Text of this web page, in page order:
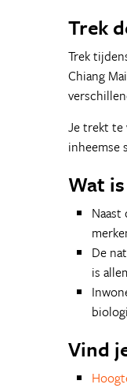
Trek
Trek
Chiang
Je trekt te
inheemse
Wat
De
is
Vind